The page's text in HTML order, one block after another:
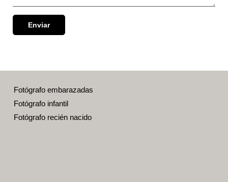
Enviar
Fotógrafo embarazadas
Fotógrafo infantil
Fotógrafo recién nacido